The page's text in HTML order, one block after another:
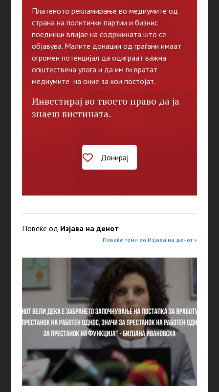
Платеното рекламирање во медиумите од
страна на политички партии и бизнис
поединци влијае на содржината што се
објавува. Малите донации од граѓани имаат
огромен потенцијал да одиграат важна
општествена улога и да им ги вратат
медиумите на оние за кои постојат.
Инвестирај во твоето право да ја
знаеш вистината.
Донирај
Повеќе од Изјава на денот
Повеќе теми во Изјава на денот »